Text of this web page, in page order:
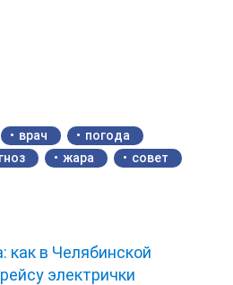
врач
погода
жара совет
как в Челябинской
электрички